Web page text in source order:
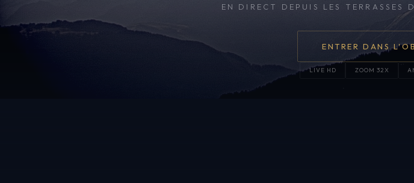
EN DIRECT DEPUIS LES TERRASSES
ENTRER DANS
LIVE HD ZOOM 32X